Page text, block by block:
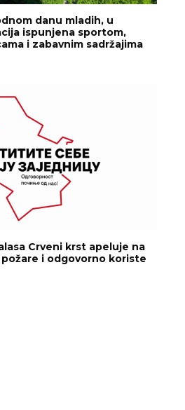
danu mladih, u
ispunjena sportom,
i zabavnim sadržajima
Crveni krst apeluje na
i odgovorno koriste